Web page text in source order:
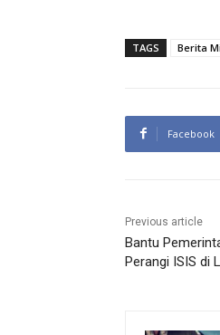
TAGS Berita
Facebook
Previous article
Bantu
Perangi ISIS di